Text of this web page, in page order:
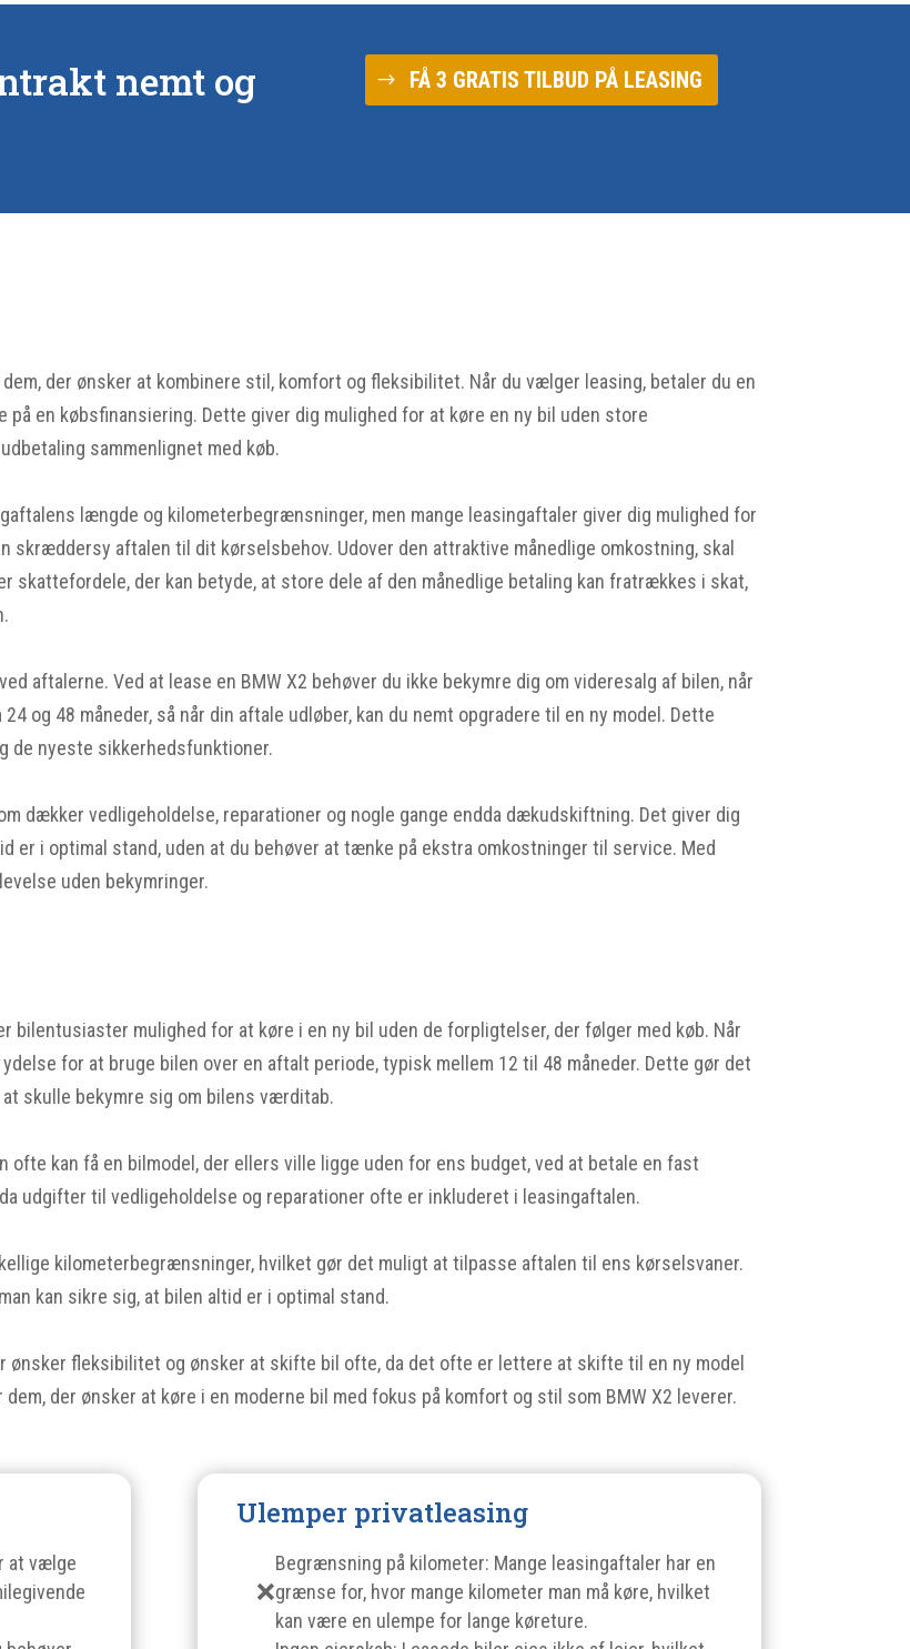
nemt og
FÅ 3 GRATIS TILBUD PÅ LEASING
der ønsker at kombinere stil, komfort og fleksibilitet. Når du vælger leasing, betaler du en
en købsfinansiering. Dette giver dig mulighed for at køre en ny bil uden store
sammenlignet med køb.
længde og kilometerbegrænsninger, men mange leasingaftaler giver dig mulighed for
skræddersy aftalen til dit kørselsbehov. Udover den attraktive månedlige omkostning, skal
skattefordele, der kan betyde, at store dele af den månedlige betaling kan fratrækkes i skat,
aftalerne. Ved at lease en BMW X2 behøver du ikke bekymre dig om videresalg af bilen, når
og 48 måneder, så når din aftale udløber, kan du nemt opgradere til en ny model. Dette
de nyeste sikkerhedsfunktioner.
dækker vedligeholdelse, reparationer og nogle gange endda dækudskiftning. Det giver dig
er i optimal stand, uden at du behøver at tænke på ekstra omkostninger til service. Med
uden bekymringer.
mulighed for at køre i en ny bil uden de forpligtelser, der følger med køb. Når
for at bruge bilen over en aftalt periode, typisk mellem 12 til 48 måneder. Dette gør det
skulle bekymre sig om bilens værditab.
kan få en bilmodel, der ellers ville ligge uden for ens budget, ved at betale en fast
udgifter til vedligeholdelse og reparationer ofte er inkluderet i leasingaftalen.
kilometerbegrænsninger, hvilket gør det muligt at tilpasse aftalen til ens kørselsvaner.
kan sikre sig, at bilen altid er i optimal stand.
ønsker fleksibilitet og ønsker at skifte bil ofte, da det ofte er lettere at skifte til en ny model
der ønsker at køre i en moderne bil med fokus på komfort og stil som BMW X2 leverer.
at vælge
Ulemper privatleasing
Begrænsning på kilometer: Mange leasingaftaler har en
grænse for, hvor mange kilometer man må køre, hvilket
kan være en ulempe for lange køreture.